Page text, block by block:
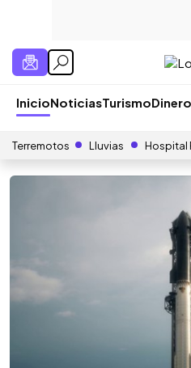
InicioNoticiasTurismo
Terremotos Lluvias Hospital